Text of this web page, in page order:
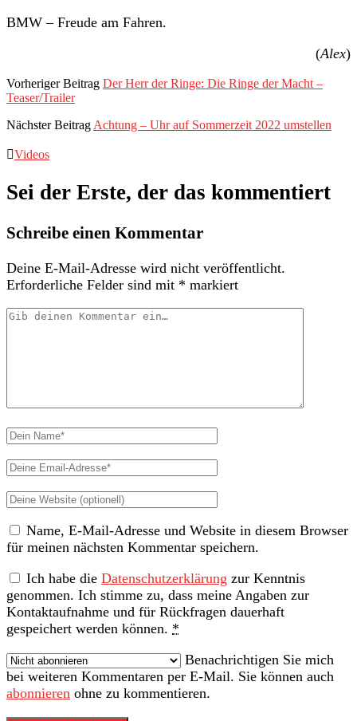
BMW – Freude am Fahren.
(Alex)
Vorheriger Beitrag Der Herr der Ringe: Die Ringe der Macht –
Teaser/Trailer
Nächster Beitrag Achtung – Uhr auf Sommerzeit 2022 umstellen
Videos
Sei der Erste, der das kommentiert
Schreibe einen Kommentar
Deine E-Mail-Adresse wird nicht veröffentlicht.
Erforderliche Felder sind mit * markiert
Dein
Dein
Deine
Adresse
Deine
(nicht
erforderlich)
Name, E-Mail-Adresse und Website in diesem Browser
für meinen nächsten Kommentar speichern.
Ich habe die Datenschutzerklärung zur Kenntnis
genommen. Ich stimme zu, dass meine Angaben zur
Kontaktaufnahme und für Rückfragen dauerhaft
gespeichert werden können. *
Benachrichtigen Sie mich
bei weiteren Kommentaren per E-Mail. Sie können auch
abonnieren ohne zu kommentieren.